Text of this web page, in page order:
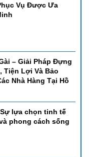
Vụ Được Ưa
– Giải Pháp Đựng
Tiện Lợi Và Bảo
Nhà Hàng Tại Hồ
lựa chọn tinh tế
phong cách sống